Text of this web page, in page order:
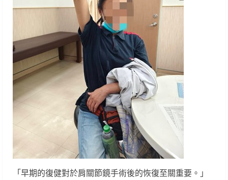
「早期的復健對於肩關節鏡手術後的恢復至關重要。」